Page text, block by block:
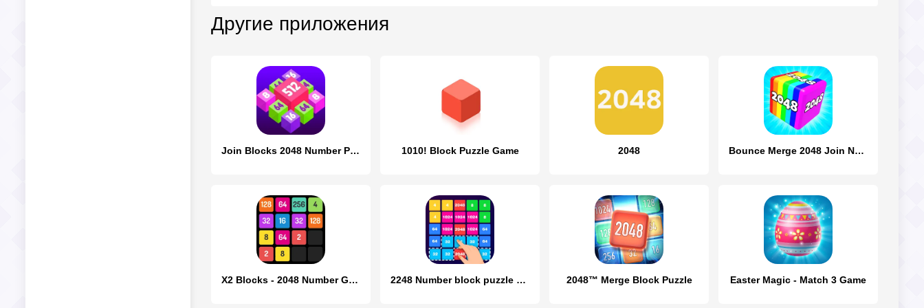
Другие приложения
Join Blocks 2048 Number Puzzle 1010! Block Puzzle Game 2048 Bounce Merge 2048 Join Numbers
X2 Blocks - 2048 Number Game 2248 Number block puzzle 2048 2048™ Merge Block Puzzle Easter Magic - Match 3 Game